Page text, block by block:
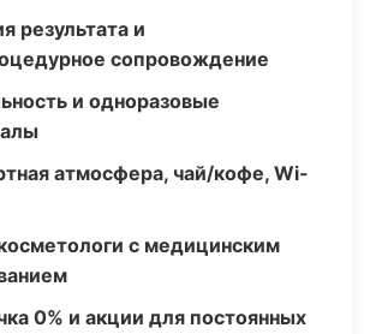
результата и
сопровождение
и одноразовые
атмосфера, чай/кофе, Wi-
с медицинским
0% и акции для постоянных